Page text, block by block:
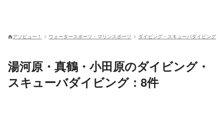
アソビュー！ ウォータースポーツ・マリンスポーツ ダイビング・スキューバダイビング
湯河原・真鶴・小田原のダイビング・
スキューバダイビング：8件